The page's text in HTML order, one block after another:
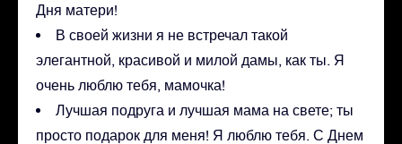
Дня матери!
В своей жизни я не встречал такой
элегантной, красивой и милой дамы, как ты. Я
очень люблю тебя, мамочка!
Лучшая подруга и лучшая мама на свете; ты
просто подарок для меня! Я люблю тебя. С Днем